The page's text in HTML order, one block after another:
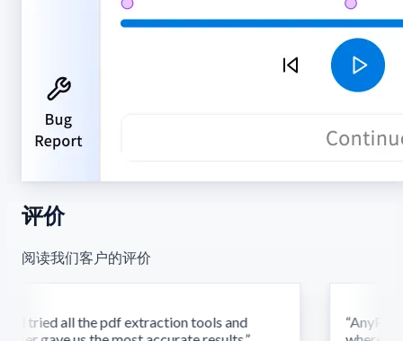
评价
阅读我们客户的评价
tried all the pdf extraction tools and